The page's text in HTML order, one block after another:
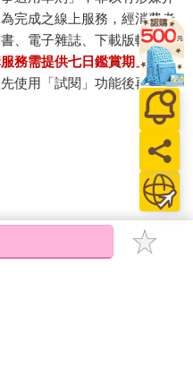
完成之線上服務，經消費者
、電子雜誌、下載版軟體、
務需提供七日鑑賞期」的限
使用「試閱」功能後再付款